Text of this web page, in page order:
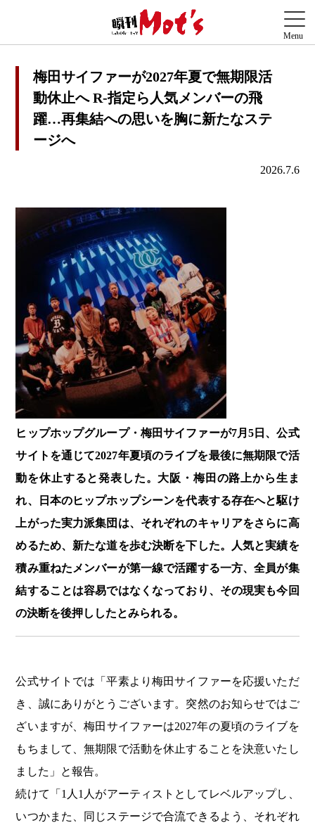
梅田サイファーが2027年夏で無期限活
動休止へ R-指定ら人気メンバーの飛
躍…再集結への思いを胸に新たなステ
ージへ
2026.7.6
ヒップホップグループ・梅田サイファーが7月5日、公式
サイトを通じて2027年夏頃のライブを最後に無期限で活
動を休止すると発表した。大阪・梅田の路上から生ま
れ、日本のヒップホップシーンを代表する存在へと駆け
上がった実力派集団は、それぞれのキャリアをさらに高
めるため、新たな道を歩む決断を下した。人気と実績を
積み重ねたメンバーが第一線で活躍する一方、全員が集
結することは容易ではなくなっており、その現実も今回
の決断を後押ししたとみられる。
公式サイトでは「平素より梅田サイファーを応援いただ
き、誠にありがとうございます。突然のお知らせではご
ざいますが、梅田サイファーは2027年の夏頃のライブを
もちまして、無期限で活動を休止することを決意いたし
ました」と報告。
続けて「1人1人がアーティストとしてレベルアップし、
いつかまた、同じステージで合流できるよう、それぞれ